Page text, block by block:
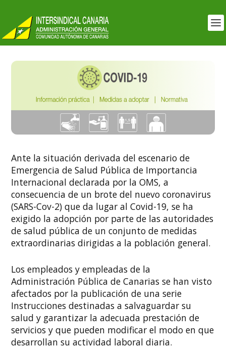
Ante la situación derivada del escenario de
Emergencia de Salud Pública de Importancia
Internacional declarada por la OMS, a
consecuencia de un brote del nuevo coronavirus
(SARS-Cov-2) que da lugar al Covid-19, se ha
exigido la adopción por parte de las autoridades
de salud pública de un conjunto de medidas
extraordinarias dirigidas a la población general.
Los empleados y empleadas de la
Administración Pública de Canarias se han visto
afectados por la publicación de una serie
Instrucciones destinadas a salvaguardar su
salud y garantizar la adecuada prestación de
servicios y que pueden modificar el modo en que
desarrollan su actividad laboral diaria.